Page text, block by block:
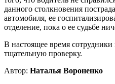
данного столкновения
автомобиля, ее
отделение, пока о ее судьбе
В настоящее время
тщательную проверку.
Автор: Наталья Вороненко